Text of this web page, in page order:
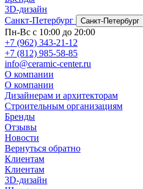
3D-дизайн
Санкт-Петербург
Санкт-Петербург
Пн-Вс с 10:00 до 20:00
+7 (962) 343-21-12
+7 (812) 985-58-85
info@ceramic-center.ru
О компании
О компании
Дизайнерам и архитекторам
Строительным организациям
Бренды
Отзывы
Новости
Вернуться обратно
Клиентам
Клиентам
3D-дизайн